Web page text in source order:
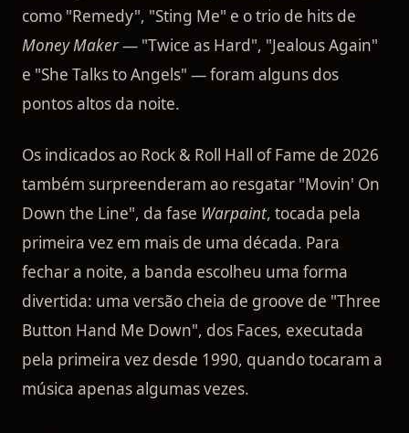
como "Remedy", "Sting Me" e o trio de hits de
Money Maker— "Twice as Hard", "Jealous Again"
e "She Talks to Angels" — foram alguns dos
pontos altos da noite.
Os indicados ao Rock & Roll Hall of Fame de 2026
também surpreenderam ao resgatar "Movin' On
Down the Line", da fase Warpaint, tocada pela
primeira vez em mais de uma década. Para
fechar a noite, a banda escolheu uma forma
divertida: uma versão cheia de groove de "Three
Button Hand Me Down", dos Faces, executada
pela primeira vez desde 1990, quando tocaram a
música apenas algumas vezes.